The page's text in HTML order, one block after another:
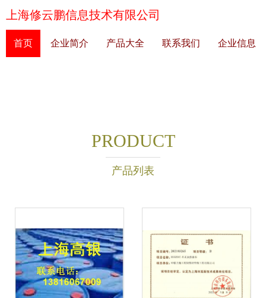
上海修云鹏信息技术有限公司
首页 企业简介 产品大全 联系我们 企业信息
PRODUCT
产品列表